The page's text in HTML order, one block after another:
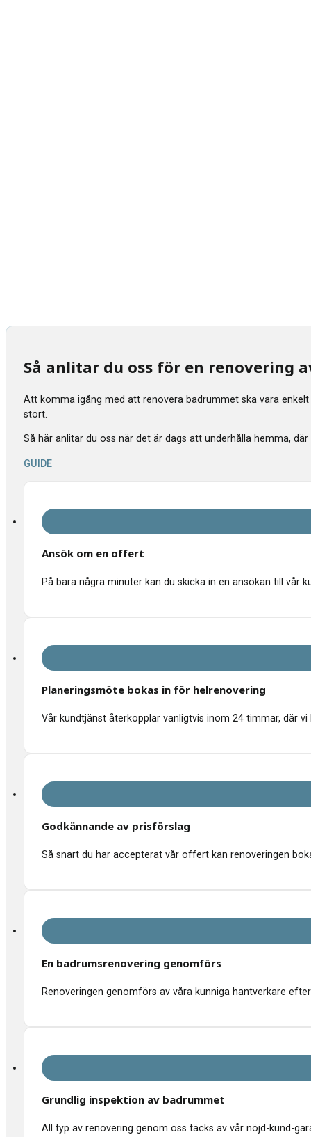
Så anlitar du oss för en renovering
Att komma igång med att renovera badrummet ska vara
stort.
Så här anlitar du oss när det är dags att underhålla hemma,
GUIDE
Ansök om en offert
På bara några minuter kan du skicka in en ansökan till
Planeringsmöte bokas in för helrenovering
Vår kundtjänst återkopplar vanligtvis inom 24 timmar, där
Godkännande av prisförslag
Så snart du har accepterat vår offert kan renoveringen
En badrumsrenovering genomförs
Renoveringen genomförs av våra kunniga hantverkare
Grundlig inspektion av badrummet
All typ av renovering genom oss täcks av vår nöjd-kund-